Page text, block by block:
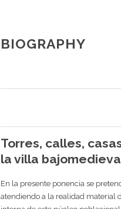
BIOGRAPHY
Torres, calles,
la villa
En la presente ponencia se
atendiendo a la realidad material